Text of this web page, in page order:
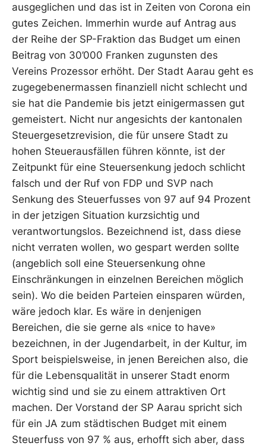
ausgeglichen und das ist in Zeiten von Corona ein
gutes Zeichen. Immerhin wurde auf Antrag aus
der Reihe der SP-Fraktion das Budget um einen
Beitrag von 30’000 Franken zugunsten des
Vereins Prozessor erhöht. Der Stadt Aarau geht es
zugegebenermassen finanziell nicht schlecht und
sie hat die Pandemie bis jetzt einigermassen gut
gemeistert. Nicht nur angesichts der kantonalen
Steuergesetzrevision, die für unsere Stadt zu
hohen Steuerausfällen führen könnte, ist der
Zeitpunkt für eine Steuersenkung jedoch schlicht
falsch und der Ruf von FDP und SVP nach
Senkung des Steuerfusses von 97 auf 94 Prozent
in der jetzigen Situation kurzsichtig und
verantwortungslos. Bezeichnend ist, dass diese
nicht verraten wollen, wo gespart werden sollte
(angeblich soll eine Steuersenkung ohne
Einschränkungen in einzelnen Bereichen möglich
sein). Wo die beiden Parteien einsparen würden,
wäre jedoch klar. Es wäre in denjenigen
Bereichen, die sie gerne als «nice to have»
bezeichnen, in der Jugendarbeit, in der Kultur, im
Sport beispielsweise, in jenen Bereichen also, die
für die Lebensqualität in unserer Stadt enorm
wichtig sind und sie zu einem attraktiven Ort
machen. Der Vorstand der SP Aarau spricht sich
für ein JA zum städtischen Budget mit einem
Steuerfuss von 97 % aus, erhofft sich aber, dass